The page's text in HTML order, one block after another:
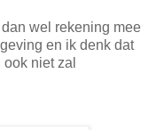
wel rekening mee
en ik denk dat
niet zal